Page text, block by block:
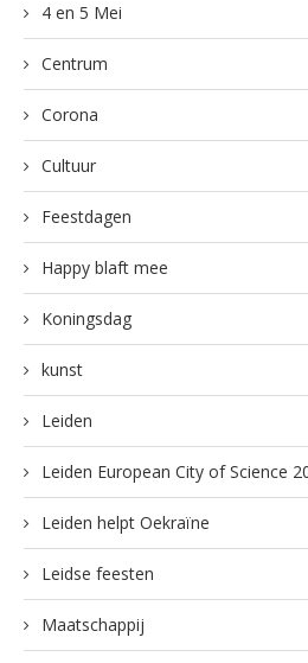
4 en 5 Mei
Centrum
Corona
Cultuur
Feestdagen
Happy blaft mee
Koningsdag
kunst
Leiden
Leiden European City of Science
Leiden helpt Oekraïne
Leidse feesten
Maatschappij